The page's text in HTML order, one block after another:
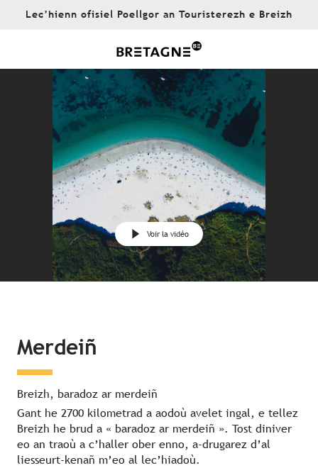
Lec’hienn ofisiel Poellgor an Touristerezh e Breizh
Voir la vidéo
Merdeiñ
Breizh, baradoz ar merdeiñ
Gant he 2700 kilometrad a aodoù avelet ingal, e tellez
Breizh he brud a « baradoz ar merdeiñ ». Tost diniver
eo an traoù a c’haller ober enno, a-drugarez d’al
liesseurt-kenañ m’eo al lec’hiadoù.